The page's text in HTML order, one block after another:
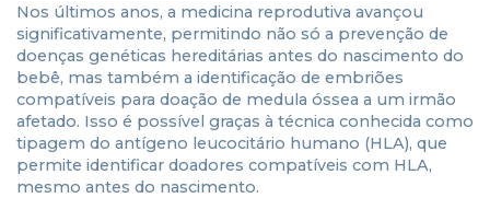
Nos últimos anos, a medicina reprodutiva avançou
significativamente, permitindo não só a prevenção de
doenças genéticas hereditárias antes do nascimento do
bebê, mas também a identificação de embriões
compatíveis para doação de medula óssea a um irmão
afetado. Isso é possível graças à técnica conhecida como
tipagem do antígeno leucocitário humano (HLA), que
permite identificar doadores compatíveis com HLA,
mesmo antes do nascimento.